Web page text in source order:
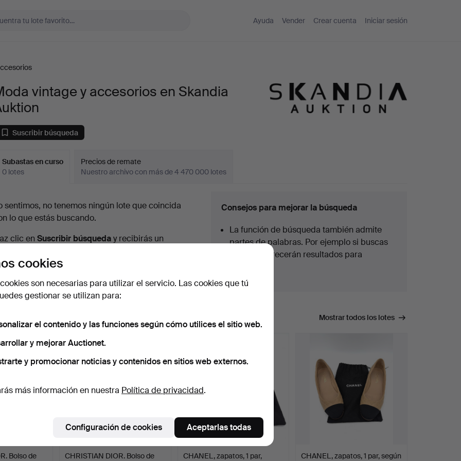
Ayuda Vender Crear cuenta Iniciar sesión
vintage y accesorios en Skandia
Suscribir búsqueda
Subastas en curso
0 lotes
Precios de remate
Nuestro archivo con más de 4 470 000 lotes
sentimos, no tenemos ningún lote que coincida
lo que estás buscando.
clic enSuscribir búsqueday recibirás un
Consejos para mejorar la búsqueda
La función de búsqueda también admite
partes de palabras. Por ejemplo si buscas
te aparecerán resultados para
archivo que coinciden con tu búsqueda. Mostrar todos los lotes
Bolso de CHRISTIAN DIOR. Bolso de CHANEL, zapatos, 1 par, CHANEL, zapatos, 1 par, según
cookies
son necesarias para utilizar el servicio. Las cookies que tú
gestionar se utilizan para:
el contenido y las funciones según cómo utilices el sitio web.
y mejorar Auctionet.
y promocionar noticias y contenidos en sitios web externos.
más información en nuestra Política de privacidad.
Configuración de cookies Aceptarlas todas